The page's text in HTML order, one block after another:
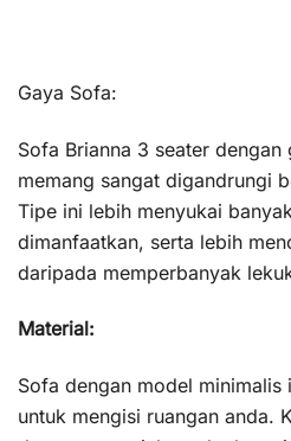
Gaya Sofa:
Sofa Brianna 3 seater
memang sangat digandrungi
Tipe ini lebih menyukai
dimanfaatkan, serta lebih
daripada memperbanyak
Material:
Sofa dengan model minimalis
untuk mengisi ruangan anda.